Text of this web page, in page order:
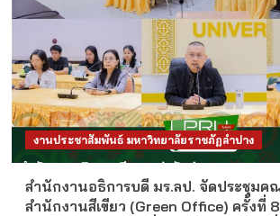
งานประชาสัมพันธ์ มหาวิทยาลัยราชภัฏลำปาง
สำนักงานอธิการบดี มร.ลป. จัดประชุมค
สำนักงานสีเขียว (Green Office) ครั้งที่